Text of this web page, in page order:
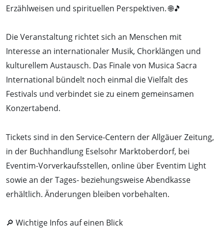
Erzählweisen und spirituellen Perspektiven. 🌐🎵
Die Veranstaltung richtet sich an Menschen mit
Interesse an internationaler Musik, Chorklängen und
kulturellem Austausch. Das Finale von Musica Sacra
International bündelt noch einmal die Vielfalt des
Festivals und verbindet sie zu einem gemeinsamen
Konzertabend.
Tickets sind in den Service-Centern der Allgäuer Zeitung,
in der Buchhandlung Eselsohr Marktoberdorf, bei
Eventim-Vorverkaufsstellen, online über Eventim Light
sowie an der Tages- beziehungsweise Abendkasse
erhältlich. Änderungen bleiben vorbehalten.
🔎 Wichtige Infos auf einen Blick